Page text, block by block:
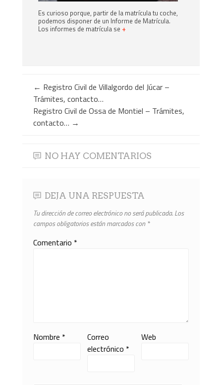
Es curioso porque, partir de la matrícula tu coche,
podemos disponer de un Informe de Matrícula.
Los informes de matrícula se +
← Registro Civil de Villalgordo del Júcar –
Trámites, contacto…
Registro Civil de Ossa de Montiel – Trámites,
contacto… →
NO HAY COMENTARIOS
DEJA UNA RESPUESTA
Tu dirección de correo electrónico no será publicada.Los
campos obligatorios están marcados con *
Comentario *
Nombre *
Correo
electrónico *
Web